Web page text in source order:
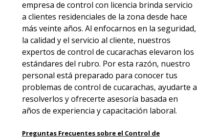
empresa de control con licencia brinda servicio
a clientes residenciales de la zona desde hace
más veinte años. Al enfocarnos en la seguridad,
la calidad y el servicio al cliente, nuestros
expertos de control de cucarachas elevaron los
estándares del rubro. Por esta razón, nuestro
personal está preparado para conocer tus
problemas de control de cucarachas, ayudarte a
resolverlos y ofrecerte asesoría basada en
años de experiencia y capacitación laboral.
Preguntas Frecuentes sobre el Control de